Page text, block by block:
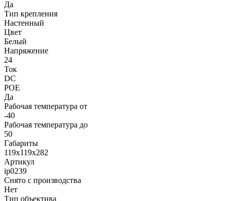
Да
Тип крепления
Настенный
Цвет
Белый
Напряжение
24
Ток
DC
POE
Да
Рабочая температура от
-40
Рабочая температура до
50
Габариты
119х119x282
Артикул
ip0239
Снято с производства
Нет
Тип объектива